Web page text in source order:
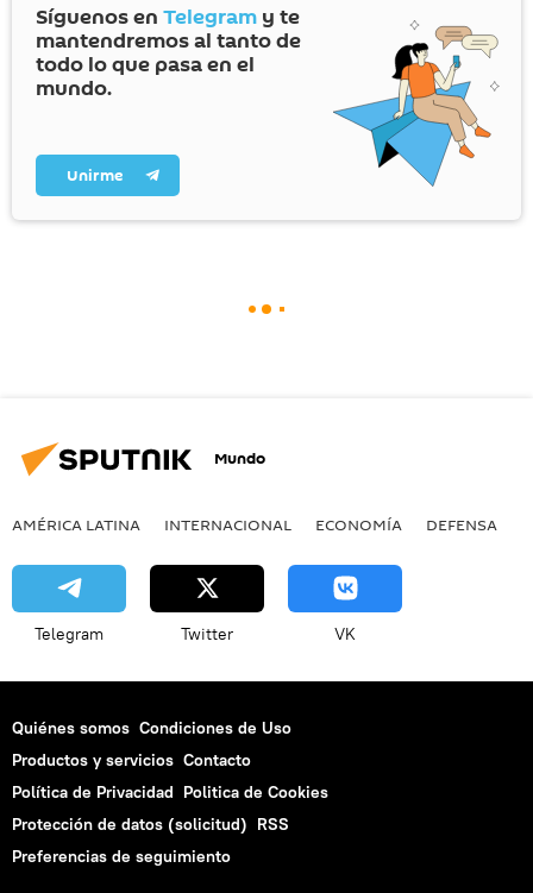
Síguenos en Telegram y te
mantendremos al tanto de
todo lo que pasa en el
mundo.
Unirme
Mundo
AMÉRICA LATINA INTERNACIONAL ECONOMÍA DEFENSA
Telegram Twitter VK
Quiénes somos Condiciones de Uso
Productos y servicios Contacto
Política de Privacidad Politica de Cookies
Protección de datos (solicitud) RSS
Preferencias de seguimiento